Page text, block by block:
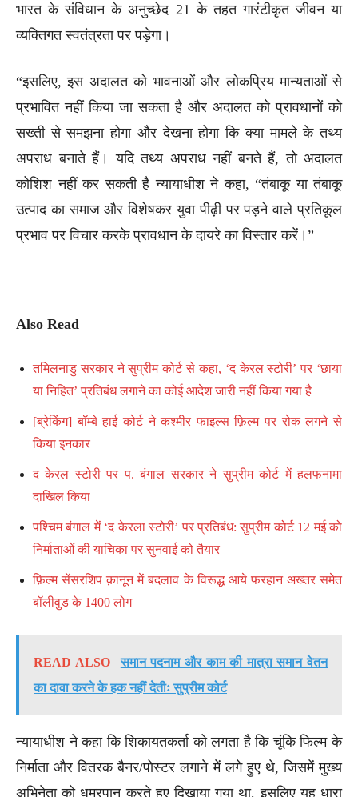
भारत के संविधान के अनुच्छेद 21 के तहत गारंटीकृत जीवन या
व्यक्तिगत स्वतंत्रता पर पड़ेगा।
“इसलिए, इस अदालत को भावनाओं और लोकप्रिय मान्यताओं से
प्रभावित नहीं किया जा सकता है और अदालत को प्रावधानों को
सख्ती से समझना होगा और देखना होगा कि क्या मामले के तथ्य
अपराध बनाते हैं। यदि तथ्य अपराध नहीं बनते हैं, तो अदालत
कोशिश नहीं कर सकती है न्यायाधीश ने कहा, “तंबाकू या तंबाकू
उत्पाद का समाज और विशेषकर युवा पीढ़ी पर पड़ने वाले प्रतिकूल
प्रभाव पर विचार करके प्रावधान के दायरे का विस्तार करें।”
Also Read
तमिलनाडु सरकार ने सुप्रीम कोर्ट से कहा, ‘द केरल स्टोरी’ पर ‘छाया
या निहित’ प्रतिबंध लगाने का कोई आदेश जारी नहीं किया गया है
[ब्रेकिंग] बॉम्बे हाई कोर्ट ने कश्मीर फाइल्स फ़िल्म पर रोक लगने से
किया इनकार
द केरल स्टोरी पर प. बंगाल सरकार ने सुप्रीम कोर्ट में हलफनामा
दाखिल किया
पश्चिम बंगाल में ‘द केरला स्टोरी’ पर प्रतिबंध: सुप्रीम कोर्ट 12 मई को
निर्माताओं की याचिका पर सुनवाई को तैयार
फ़िल्म सेंसरशिप क़ानून में बदलाव के विरूद्ध आये फरहान अख्तर समेत
बॉलीवुड के 1400 लोग
READ ALSO
समान पदनाम और काम की मात्रा समान वेतन
का दावा करने के हक नहीं देतीः सुप्रीम कोर्ट
न्यायाधीश ने कहा कि शिकायतकर्ता को लगता है कि चूंकि फिल्म के
निर्माता और वितरक बैनर/पोस्टर लगाने में लगे हुए थे, जिसमें मुख्य
अभिनेता को धूम्रपान करते हुए दिखाया गया था, इसलिए यह धारा